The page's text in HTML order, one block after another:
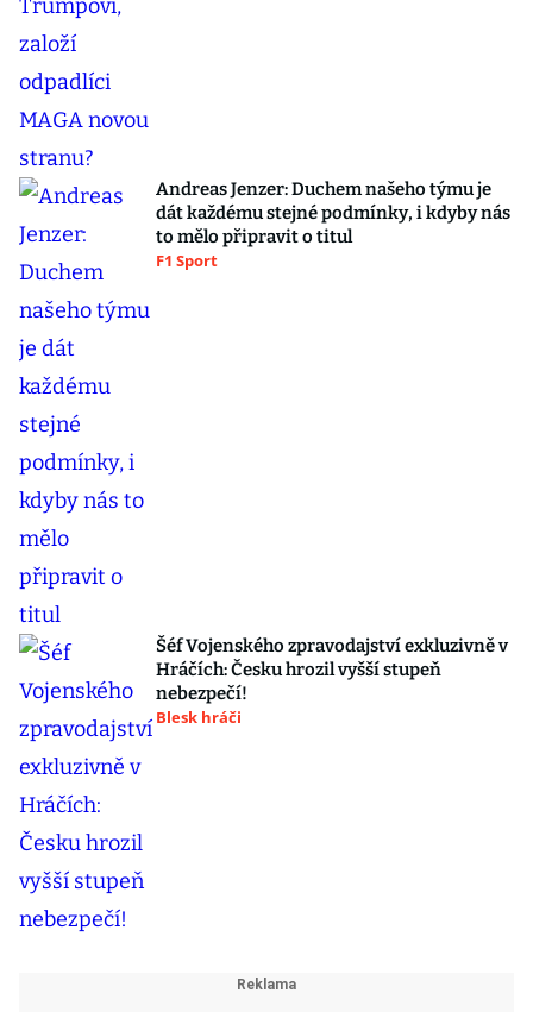
Andreas Jenzer: Duchem našeho týmu je
dát každému stejné podmínky, i kdyby nás
to mělo připravit o titul
F1 Sport
Šéf Vojenského zpravodajství exkluzivně v
Hráčích: Česku hrozil vyšší stupeň
nebezpečí!
Blesk hráči